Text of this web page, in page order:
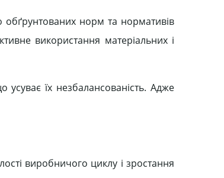
норм та нормативів
використання матеріальних і
їх незбалансованість. Адже
виробничого циклу і зростання